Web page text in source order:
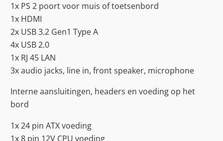
1x PS 2 poort voor muis of toetsenbord
1x HDMI
2x USB 3.2 Gen1 Type A
4x USB 2.0
1x RJ 45 LAN
3x audio jacks, line in, front speaker, microphone
Interne aansluitingen, headers en voeding op het
bord
1x 24 pin ATX voeding
1x 8 pin 12V CPU voeding